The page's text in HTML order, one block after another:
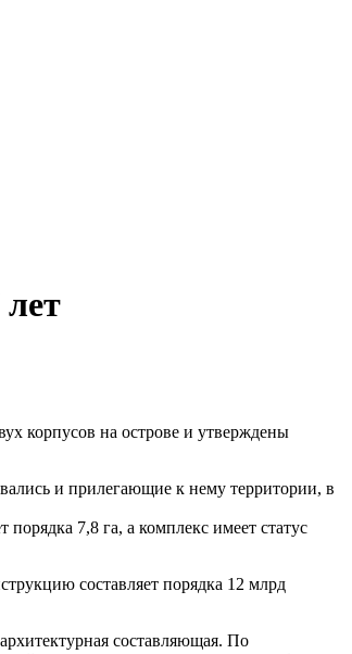
корпусов на острове и утверждены
и прилегающие к нему территории, в
7,8 га, а комплекс имеет статус
составляет порядка 12 млрд
составляющая. По